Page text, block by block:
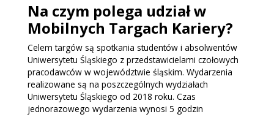
Na czym polega udział w
Mobilnych Targach Kariery?
Celem targów są spotkania studentów i absolwentów
Uniwersytetu Śląskiego z przedstawicielami czołowych
pracodawców w województwie śląskim. Wydarzenia
realizowane są na poszczególnych wydziałach
Uniwersytetu Śląskiego od 2018 roku. Czas
jednorazowego wydarzenia wynosi 5 godzin